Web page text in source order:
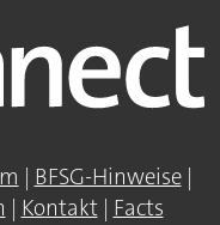
| BFSG-Hinweise|
| Kontakt| Facts